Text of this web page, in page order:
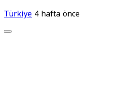
Türkiye4 hafta önce